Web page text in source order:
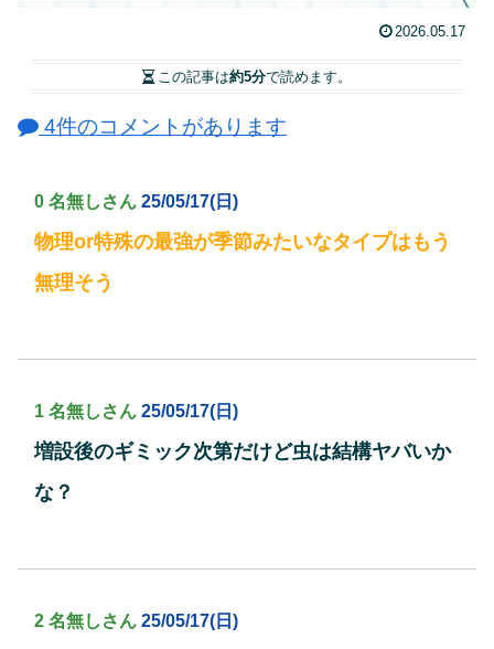
2026.05.17
この記事は約5分で読めます。
4件のコメントがあります
0 名無しさん 25/05/17(日)
物理or特殊の最強が季節みたいなタイプはもう
無理そう
1 名無しさん 25/05/17(日)
増設後のギミック次第だけど虫は結構ヤバいか
な？
2 名無しさん 25/05/17(日)